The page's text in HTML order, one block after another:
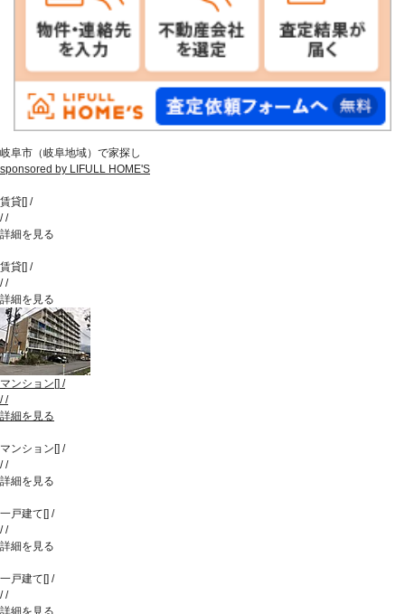
岐阜市（岐阜地域）で家探し
sponsored by LIFULL HOME'S
賃貸[] /
//
詳細を見る
賃貸[] /
//
詳細を見る
マンション [] /
//
詳細を見る
マンション [] /
//
詳細を見る
一戸建て [] /
//
詳細を見る
一戸建て [] /
//